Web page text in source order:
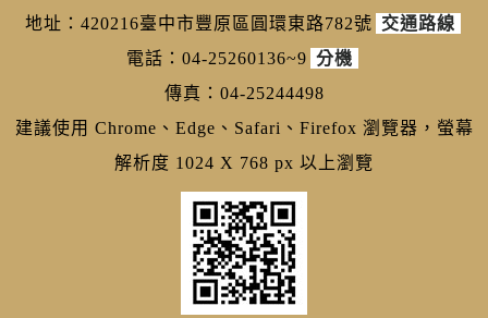
地址：420216臺中市豐原區圓環東路782號 交通路線
電話：04-25260136~9 分機
傳真：04-25244498
建議使用 Chrome、Edge、Safari、Firefox 瀏覽器，螢幕
解析度 1024 X 768 px 以上瀏覽